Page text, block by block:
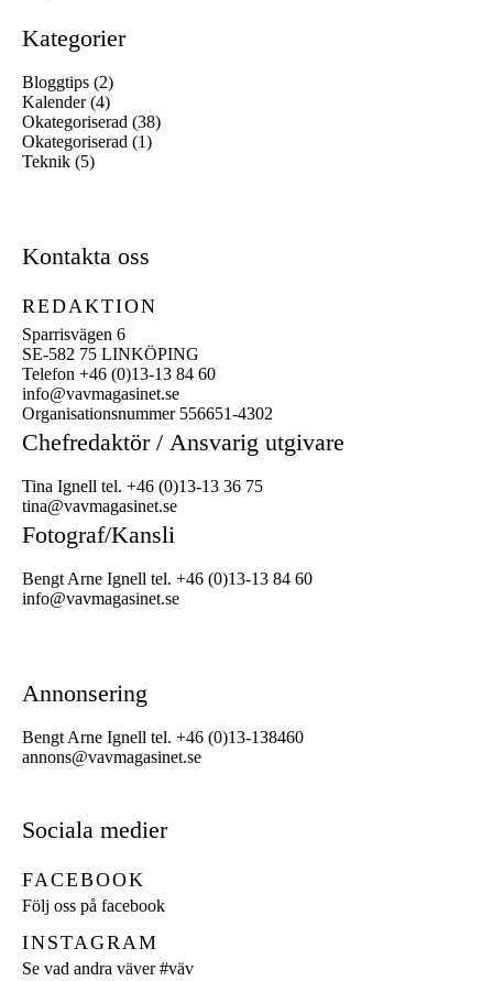
Kategorier
Bloggtips (2)
Kalender(4)
Okategoriserad (38)
Okategoriserad (1)
Teknik (5)
Kontakta oss
REDAKTION
Sparrisvägen 6
SE-582 75 LINKÖPING
Telefon +46 (0)13-13 84 60
info@vavmagasinet.se
Organisationsnummer 556651-4302
Chefredaktör / Ansvarig utgivare
Tina Ignell tel. +46 (0)13-13 36 75
tina@vavmagasinet.se
Fotograf/Kansli
Bengt Arne Ignell tel. +46 (0)13-13 84 60
info@vavmagasinet.se
Annonsering
Bengt Arne Ignell tel. +46 (0)13-138460
annons@vavmagasinet.se
Sociala medier
FACEBOOK
Följ oss på facebook
INSTAGRAM
Se vad andra väver#väv